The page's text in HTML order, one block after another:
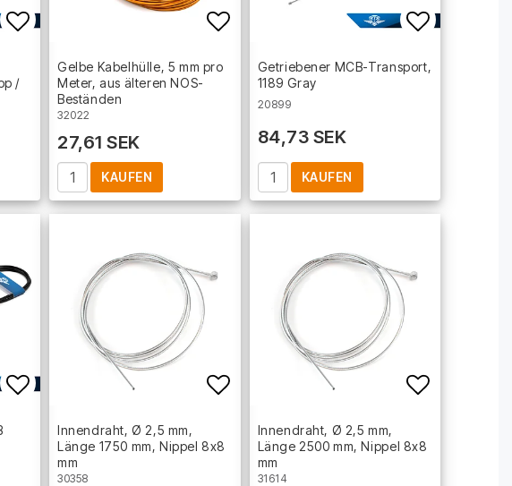
Add to list of favorites
/
Add to list of favorites
Gelbe Kabelhülle, 5 mm pro
Meter, aus älteren NOS-
Beständen
32022
27,61 SEK
KAUFEN
Add to
Getriebener MCB-Transport,
1189 Gray
20899
84,73 SEK
KAUFEN
Add to list of favoritesAdd to list of favorites
Innendraht, Ø 2,5 mm,
Länge 1750 mm, Nippel 8x8
mm
30358
Innendraht, Ø 2,5 mm,
Länge 2500 mm, Nippel 8x8
mm
31614